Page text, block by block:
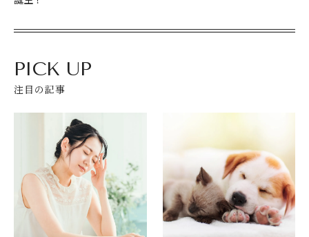
PICK UP
注目の記事